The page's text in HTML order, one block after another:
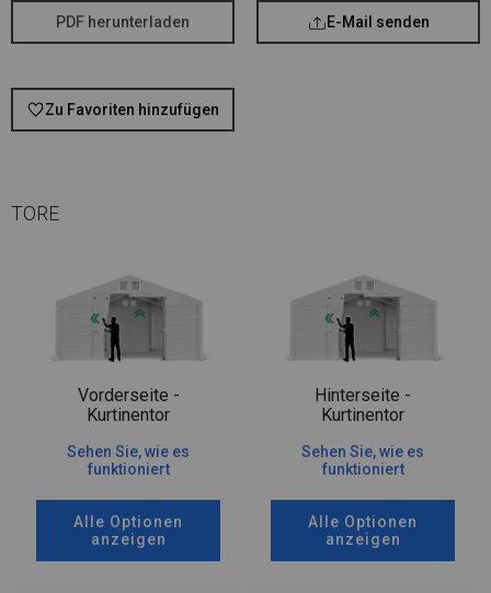
PDF herunterladen E-Mail senden
Zu Favoriten hinzufügen
TORE
Vorderseite -
Kurtinentor
Sehen Sie, wie es
funktioniert
Alle Optionen
anzeigen
Hinterseite -
Kurtinentor
Sehen Sie, wie es
funktioniert
Alle Optionen
anzeigen